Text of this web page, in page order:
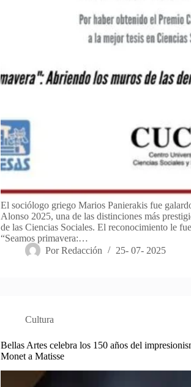
El sociólogo griego Marios Panierakis fue
Alonso 2025, una de las distinciones más
de las Ciencias Sociales. El reconocimiento le
“Seamos primavera:…
Por Redacción 25- 07- 2025
Cultura
Bellas Artes celebra los 150 años del
Monet a Matisse